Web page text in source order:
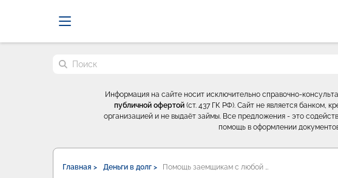
Поиск по сайту
Информация на сайте носит исключительно справочно-
публичной офертой (ст. 437 ГК РФ). Сайт не является банком,
организацией и не выдаёт займы. Все предложения - это
помощь в оформлении
Главная > Деньги в долг > Помощь заемщикам с любой …